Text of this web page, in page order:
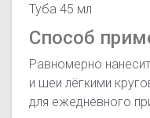
Туба 45 мл
Способ
Равномерно
и шеи лёгкими
для ежедневного